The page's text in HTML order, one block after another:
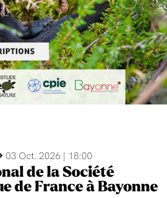
03 Oct. 2026 | 18:00
de la Société
de France à Bayonne